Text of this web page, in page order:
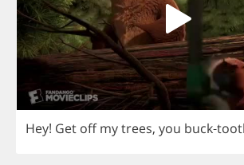
Hey! Get off mytrees, you buck-